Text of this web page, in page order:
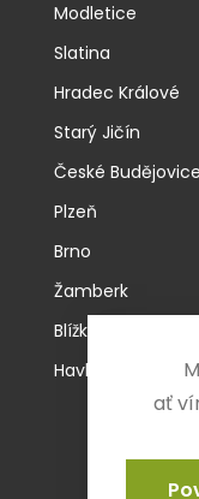
ať
Modletice
Slatina
Hradec Králové
Starý Jičín
České Budějovice
Plzeň
Brno
Žamberk
Blížkovice
Havlíčkův Brod